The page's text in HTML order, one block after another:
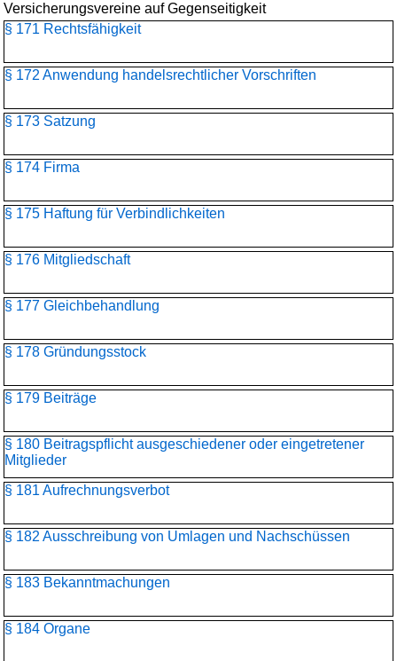
Versicherungsvereine auf Gegenseitigkeit
§ 171 Rechtsfähigkeit
§ 172 Anwendung handelsrechtlicher Vorschriften
§ 173 Satzung
§ 174 Firma
§ 175 Haftung für Verbindlichkeiten
§ 176 Mitgliedschaft
§ 177 Gleichbehandlung
§ 178 Gründungsstock
§ 179 Beiträge
§ 180 Beitragspflicht ausgeschiedener oder eingetretener
Mitglieder
§ 181 Aufrechnungsverbot
§ 182 Ausschreibung von Umlagen und Nachschüssen
§ 183 Bekanntmachungen
§ 184 Organe